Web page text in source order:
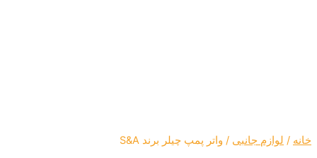
خانه / لوازم جانبی / واتر پمپ چیلر برند S&A